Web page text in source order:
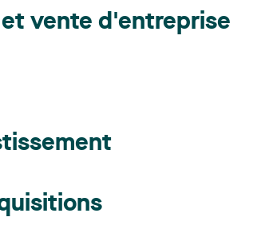
vente d'entreprise